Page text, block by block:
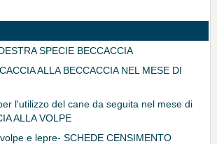
SPECIE BECCACCIA
ALLA BECCACCIA NEL MESE DI
l'utilizzo del cane da seguita nel mese di
ALLA VOLPE
e lepre- SCHEDE CENSIMENTO